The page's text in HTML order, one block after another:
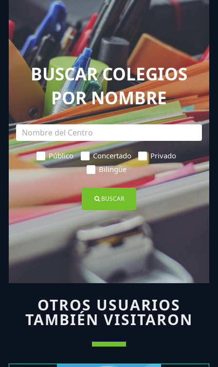
BUSCAR COLEGIOS
POR NOMBRE
Público Concertado
Privado
Bilingüe
BUSCAR
OTROS USUARIOS
TAMBIÉN VISITARON